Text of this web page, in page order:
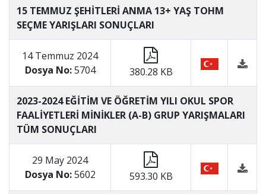
15 TEMMUZ ŞEHİTLERİ ANMA 13+ YAŞ TOHM
SEÇME YARIŞLARI SONUÇLARI
14 Temmuz 2024
Dosya No:5704 380.28 KB
2023-2024 EĞİTİM VE ÖĞRETİM YILI OKUL SPOR
FAALİYETLERİ MİNİKLER (A-B) GRUP YARIŞMALARI
TÜM SONUÇLARI
29 May 2024
Dosya No:5602 593.30 KB